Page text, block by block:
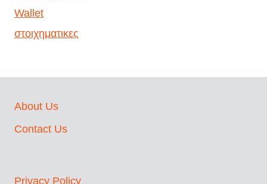
Wallet
στοιχηματικες
About Us
Contact Us
Privacy Policy